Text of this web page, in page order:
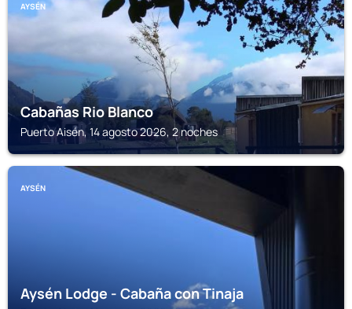
AYSÉN
Cabañas Rio Blanco
Puerto Aisén, 14 agosto 2026, 2 noches
AYSÉN
Aysén Lodge - Cabaña con Tinaja